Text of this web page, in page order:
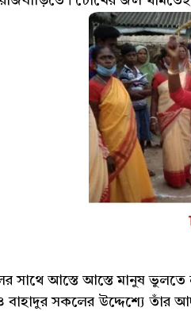
সাথে আস্তে আস্তে মানুষ ভুলতে
বাহাদুর সকলের উদ্দেশ্যে তাঁর